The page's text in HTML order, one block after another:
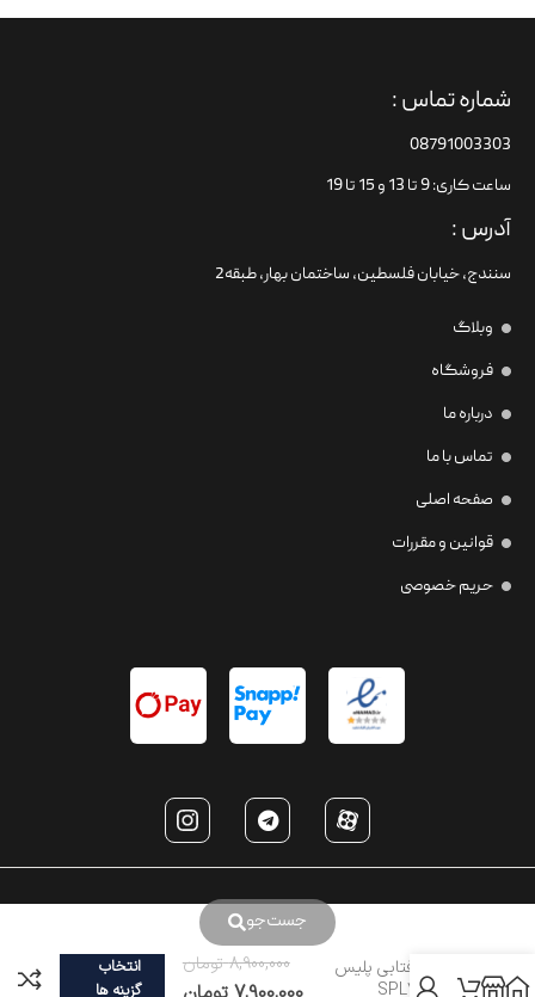
جست‌جو
شماره تماس :
08791003303
ساعت کاری: 9 تا 13 و 15 تا 19
آدرس :
سنندج، خیابان فلسطین،‌ ساختمان بهار، طبقه2
وبلاگ
فروشگاه
درباره ما
تماس با ما
صفحه اصلی
قوانین و مقررات
حریم خصوصی
عینک آفتابی پلیس
مدل SPL71
8,900,000 تومان
انتخاب
گزینه ها